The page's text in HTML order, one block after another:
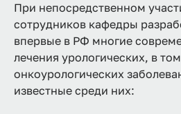
При непосредственном
сотрудников кафедры
впервые в РФ многие
лечения урологических, в
онкоурологических
известные среди них: